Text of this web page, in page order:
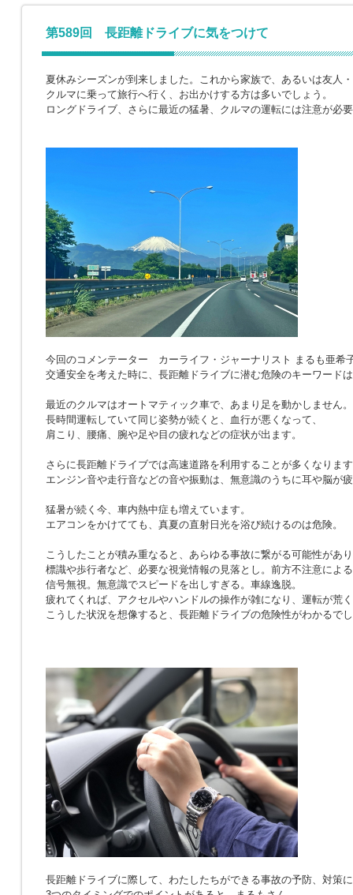
第589回 長距離ドライブに気をつけて
夏休みシーズンが到来しました。これから家族で、あるいは友人
クルマに乗って旅行へ行く、お出かけする方は多いでしょう。
ロングドライブ、さらに最近の猛暑、クルマの運転には注意が必
今回のコメンテーター カーライフ・ジャーナリスト まるも亜希
交通安全を考えた時に、長距離ドライブに潜む危険のキーワード
最近のクルマはオートマティック車で、あまり足を動かしません。
長時間運転していて同じ姿勢が続くと、血行が悪くなって、
肩こり、腰痛、腕や足や目の疲れなどの症状が出ます。
さらに長距離ドライブでは高速道路を利用することが多くなりま
エンジン音や走行音などの音や振動は、無意識のうちに耳や脳が
猛暑が続く今、車内熱中症も増えています。
エアコンをかけてても、真夏の直射日光を浴び続けるのは危険。
こうしたことが積み重なると、あらゆる事故に繋がる可能性があ
標識や歩行者など、必要な視覚情報の見落とし。前方不注意によ
信号無視。無意識でスピードを出しすぎる。車線逸脱。
疲れてくれば、アクセルやハンドルの操作が雑になり、運転が荒
こうした状況を想像すると、長距離ドライブの危険性がわかるで
長距離ドライブに際して、わたしたちができる事故の予防、対策